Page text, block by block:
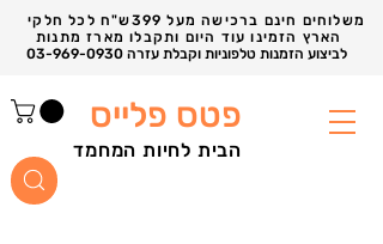
משלוחים חינם ברכישה מעל 399ש"ח לכל חלקי
פטס פלייס
הבית לחיות המחמד